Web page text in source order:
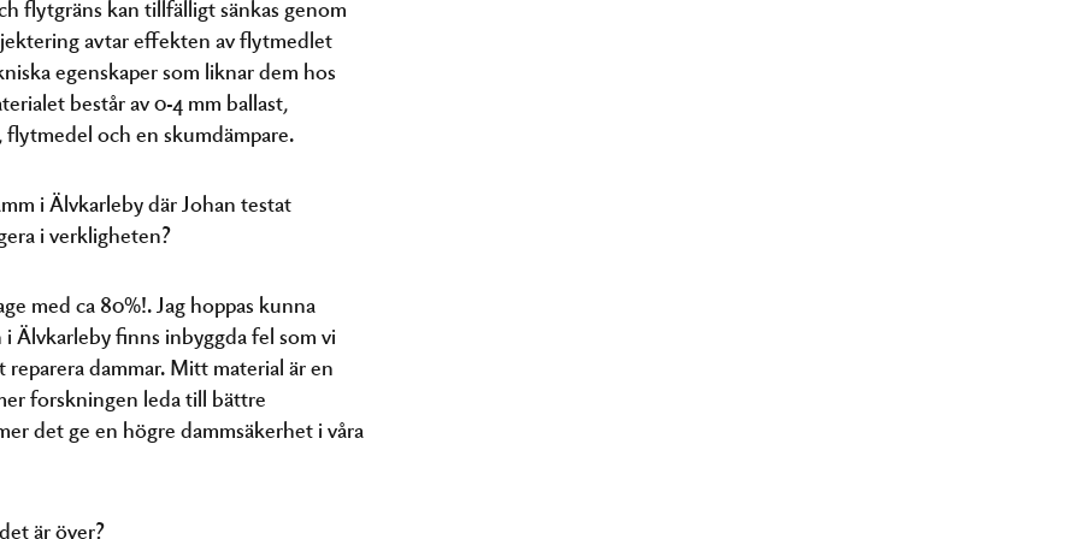
flytgräns kan tillfälligt sänkas genom
avtar effekten av flytmedlet
egenskaper som liknar dem hos
består av 0-4 mm ballast,
och en skumdämpare.
i Älvkarleby där Johan testat
i verkligheten?
med ca 80%!. Jag hoppas kunna
Älvkarleby finns inbyggda fel som vi
dammar. Mitt material är en
forskningen leda till bättre
det ge en högre dammsäkerhet i våra
är över?